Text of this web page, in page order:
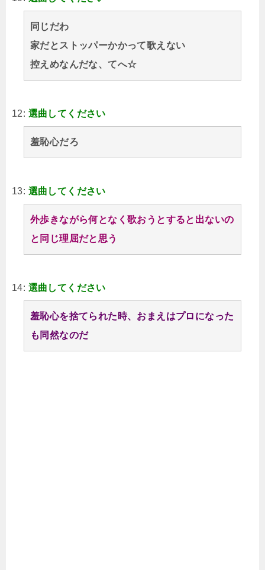
同じだわ
家だとストッパーかかって歌えない
控えめなんだな、てへ☆
12: 選曲してください
羞恥心だろ
13: 選曲してください
外歩きながら何となく歌おうとすると出ないの
と同じ理屈だと思う
14: 選曲してください
羞恥心を捨てられた時、おまえはプロになった
も同然なのだ